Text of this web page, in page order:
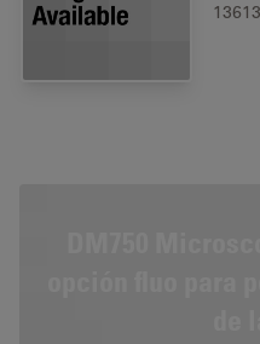
opción fluo para